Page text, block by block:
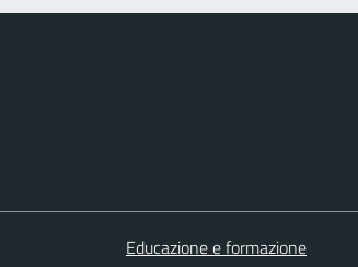
Educazione e formazione